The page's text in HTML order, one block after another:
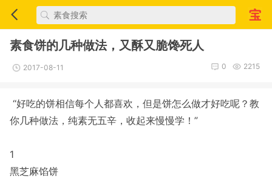
素食饼的几种做法，又酥又脆馋死人
2017-08-11 2215
0
“好吃的饼相信每个人都喜欢，但是饼怎么做才好吃呢？教
你几种做法，纯素无五辛，收起来慢慢学！”
1
黑芝麻馅饼